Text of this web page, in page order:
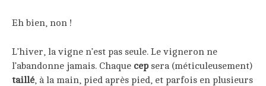
Eh bien, non !
L’hiver, la vigne n’est pas seule. Le vigneron ne
l’abandonne jamais. Chaque cepsera (méticuleusement)
taillé , à la main, pied après pied, et parfois en plusieurs